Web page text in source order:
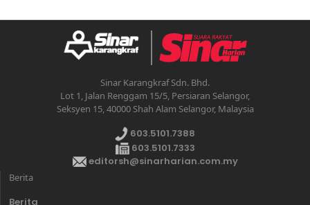
Sinar Karangkraf Sdn. Bhd.
Lot 1, Jalan Renggam 15/5, Persiaran Selangor,
Seksyen 15, 40000 Shah Alam Selangor, Malaysia
603.5101.7388
603.5101.7333
editorsh@sinarharian.com.my
Berita
Berita